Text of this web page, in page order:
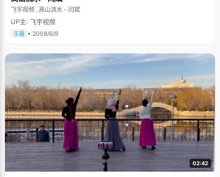
飞宇视频 , 高山流水 - 闫斌
UP主: 飞宇视频
乐器 • 2008/6/9
02:42